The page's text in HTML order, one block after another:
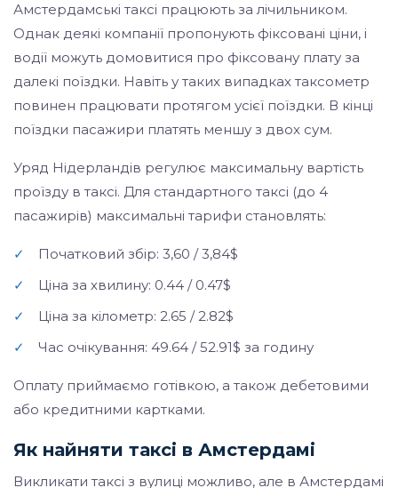
Амстердамські таксі працюють за лічильником.
Однак деякі компанії пропонують фіксовані ціни, і
водії можуть домовитися про фіксовану плату за
далекі поїздки. Навіть у таких випадках таксометр
повинен працювати протягом усієї поїздки. В кінці
поїздки пасажири платять меншу з двох сум.
Уряд Нідерландів регулює максимальну вартість
проїзду в таксі. Для стандартного таксі (до 4
пасажирів) максимальні тарифи становлять:
✓
Початковий збір: 3,60 / 3,84$
✓
Ціна за хвилину: 0.44 / 0.47$
✓
Ціна за кілометр: 2.65 / 2.82$
✓
Час очікування: 49.64 / 52.91$ за годину
Оплату приймаємо готівкою, а також дебетовими
або кредитними картками.
Як найняти таксі в Амстердамі
Викликати таксі з вулиці можливо, але в Амстердамі